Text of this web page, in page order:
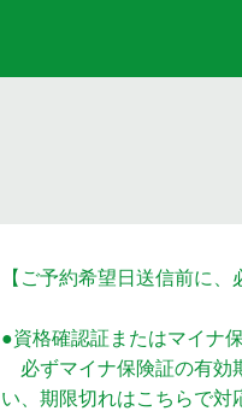
【ご予約希望日送信前に、
●資格確認証またはマイナ
必ずマイナ保険証の有効
い、期限切れはこちらで対